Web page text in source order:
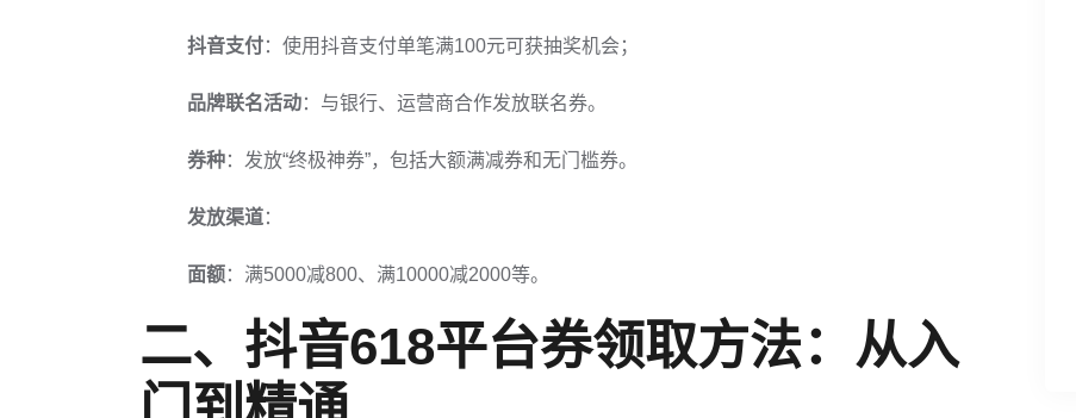
抖音支付：使用抖音支付单笔满100元可获抽奖机会；
品牌联名活动：与银行、运营商合作发放联名券。
券种：发放“终极神券”，包括大额满减券和无门槛券。
发放渠道：
面额：满5000减800、满10000减2000等。
二、抖音618平台券领取方法：从入